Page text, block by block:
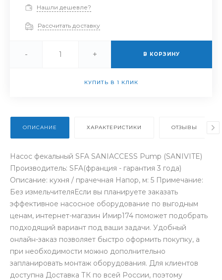
Нашли дешевле?
Рассчитать доставку
- + В КОРЗИНУ
КУПИТЬ В 1 КЛИК
ОПИСАНИЕ ХАРАКТЕРИСТИКИ ОТЗЫВЫ
Насос фекальный SFA SANIACCESS Pump (SANIVITE)
Производитель: SFA(франция - гарантия 3 года)
Описание: кухня / прачечная Напор, м: 5 Примечание:
Без измельчителяЕсли вы планируете заказать
эффективное насосное оборудование по выгодным
ценам, интернет-магазин Имир174 поможет подобрать
подходящий вариант под ваши задачи. Удобный
онлайн-заказ позволяет быстро оформить покупку, а
при необходимости можно дополнительно
запланировать монтаж оборудования. Для клиентов
доступна Доставка ТК по всей России, поэтому